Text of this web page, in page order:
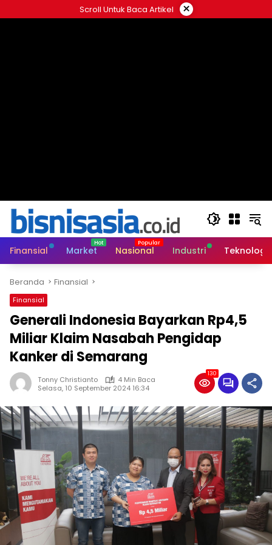
ke
Scroll Untuk Baca Artikel ×
Finansial Market Nasional Industri Teknologi
Beranda Finansial
Finansial
Generali Indonesia Bayarkan Rp4,5
Miliar Klaim Nasabah Pengidap
Kanker di Semarang
Tonny Christianto
4 Min Baca
Selasa, 10 September 2024 16:34
130